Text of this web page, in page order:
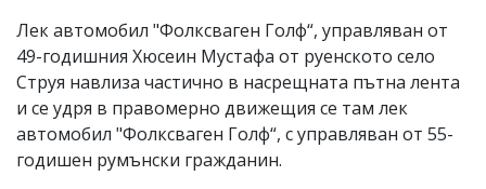
Лек автомобил "Фолксваген Голф“, управляван от
49-годишния Хюсеин Мустафа от руенското село
Струя навлиза частично в насрещната пътна лента
и се удря в правомерно движещия се там лек
автомобил "Фолксваген Голф“, с управляван от 55-
годишен румънски гражданин.